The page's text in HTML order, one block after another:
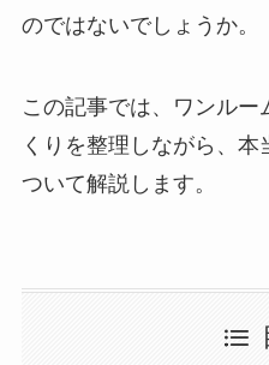
のではないでしょうか。
この記事では、ワンルー
くりを整理しながら、
ついて解説します。